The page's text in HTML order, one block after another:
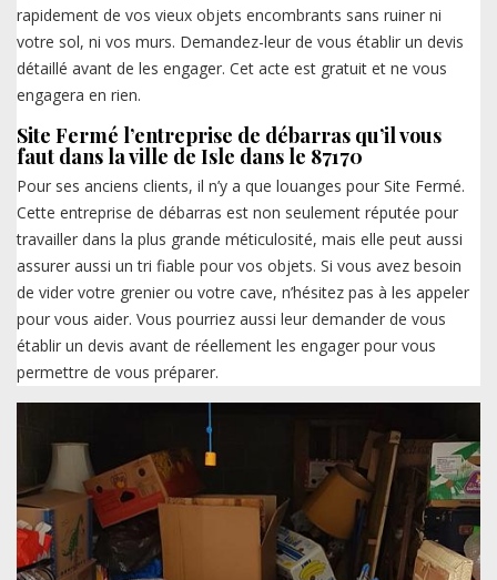
rapidement de vos vieux objets encombrants sans ruiner ni
votre sol, ni vos murs. Demandez-leur de vous établir un devis
détaillé avant de les engager. Cet acte est gratuit et ne vous
engagera en rien.
Site Fermé l’entreprise de débarras qu’il vous
faut dans la ville de Isle dans le 87170
Pour ses anciens clients, il n’y a que louanges pour Site Fermé.
Cette entreprise de débarras est non seulement réputée pour
travailler dans la plus grande méticulosité, mais elle peut aussi
assurer aussi un tri fiable pour vos objets. Si vous avez besoin
de vider votre grenier ou votre cave, n’hésitez pas à les appeler
pour vous aider. Vous pourriez aussi leur demander de vous
établir un devis avant de réellement les engager pour vous
permettre de vous préparer.